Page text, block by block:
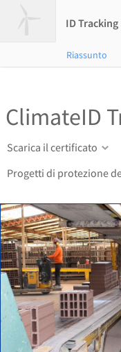
ID Tracking
Riassunto
ClimateID
Scarica il certificato
Progetti di protezione